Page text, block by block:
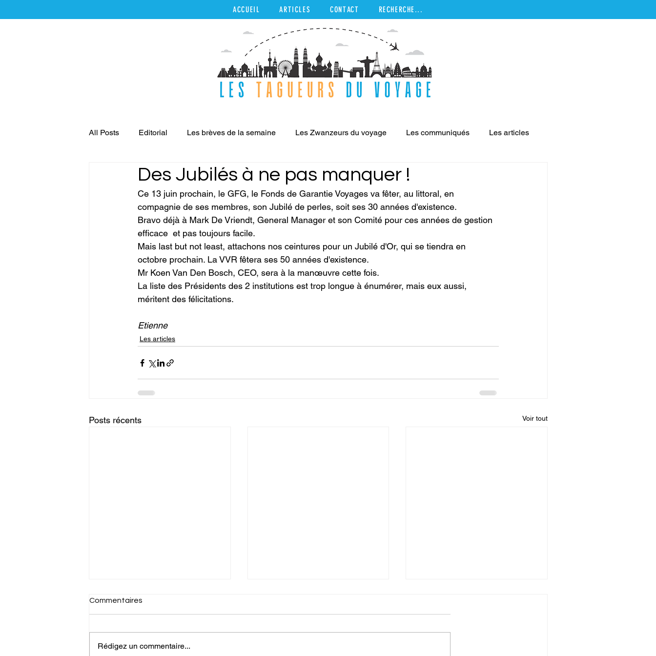
ACCUEIL ARTICLES CONTACT RECHERCHE...
All Posts Editorial Les brèves de la semaine Les Zwanzeurs du voyage Les communiqués Les articles
Les réflexions du Provo Destinations
Des Jubilés à ne pas manquer !
Ce 13 juin prochain, le GFG, le Fonds de Garantie Voyages va fêter, au littoral, en
compagnie de ses membres, son Jubilé de perles, soit ses 30 années d'existence.
Bravo déjà à Mark De Vriendt, General Manager et son Comité pour ces années de gestion
efficace  et pas toujours facile.
Mais last but not least, attachons nos ceintures pour un Jubilé d'Or, qui se tiendra en
octobre prochain. La VVR fêtera ses 50 années d'existence.
Mr Koen Van Den Bosch, CEO, sera à la manœuvre cette fois.
La liste des Présidents des 2 institutions est trop longue à énumérer, mais eux aussi,
méritent des félicitations.
Etienne
Les articles
Posts récents Voir tout
Commentaires
Rédigez un commentaire...